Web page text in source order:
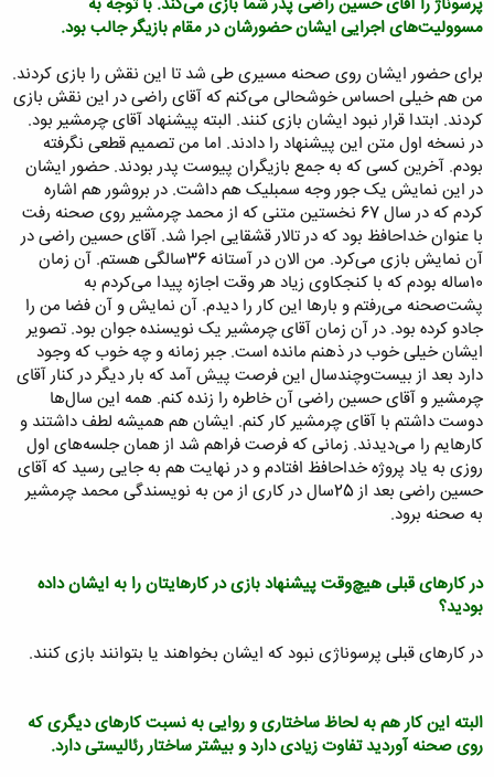
مسوولیت‌های اجرایی ایشان حضورشان در مقام بازیگر جالب بود.
برای حضور ایشان روی صحنه مسیری طی شد تا این نقش را بازی کردند.
من هم خیلی احساس خوشحالی می‌کنم که آقای راضی در این نقش بازی
کردند. ابتدا قرار نبود ایشان بازی کنند. البته پیشنهاد آقای چرمشیر بود.
در نسخه اول متن این پیشنهاد را دادند. اما من تصمیم قطعی نگرفته
بودم. آخرین کسی که به جمع بازیگران پیوست پدر بودند. حضور ایشان
در این نمایش یک جور وجه سمبلیک هم داشت. در بروشور هم اشاره
کردم که در سال 67 نخستین متنی که از محمد چرمشیر روی صحنه رفت
با عنوان خداحافظ بود که در تالار قشقایی اجرا شد. آقای حسین راضی در
آن نمایش بازی می‌کرد. من الان در آستانه 36سالگی هستم. آن زمان
10ساله بودم که با کنجکاوی زیاد هر وقت اجازه پیدا می‌کردم به
پشت‌صحنه می‌رفتم و بارها این کار را دیدم. آن نمایش و آن فضا من را
جادو کرده بود. در آن زمان آقای چرمشیر یک نویسنده جوان بود. تصویر
ایشان خیلی خوب در ذهنم مانده است. جبر زمانه و چه خوب که وجود
دارد بعد از بیست‌وچندسال این فرصت پیش آمد که بار دیگر در کنار آقای
چرمشیر و آقای حسین راضی آن خاطره را زنده کنم. همه این‌ سال‌ها
دوست داشتم با آقای چرمشیر کار کنم. ایشان هم همیشه لطف داشتند و
کارهایم را می‌دیدند. زمانی که فرصت فراهم شد از همان جلسه‌های اول
روزی به یاد پروژه خداحافظ افتادم و در نهایت هم به جایی رسید که آقای
حسین راضی بعد از 25سال در کاری از من به نویسندگی محمد چرمشیر
به صحنه برود.
در کارهای قبلی هیچ‌وقت پیشنهاد بازی در کارهایتان را به ایشان داده
بودید؟
در کارهای قبلی پرسوناژی نبود که ایشان بخواهند یا بتوانند بازی کنند.
البته این کار هم به لحاظ ساختاری و روایی به نسبت کارهای دیگری که
روی صحنه آوردید تفاوت زیادی دارد و بیشتر ساختار رئالیستی دارد.